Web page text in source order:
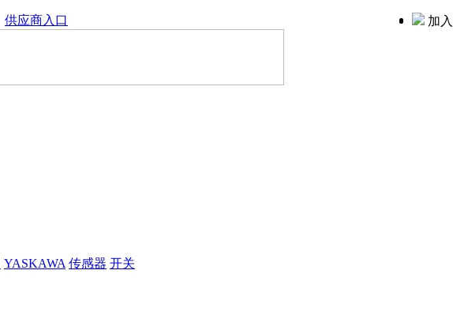
供应商入口 加
YASKAWA 传感器 开关